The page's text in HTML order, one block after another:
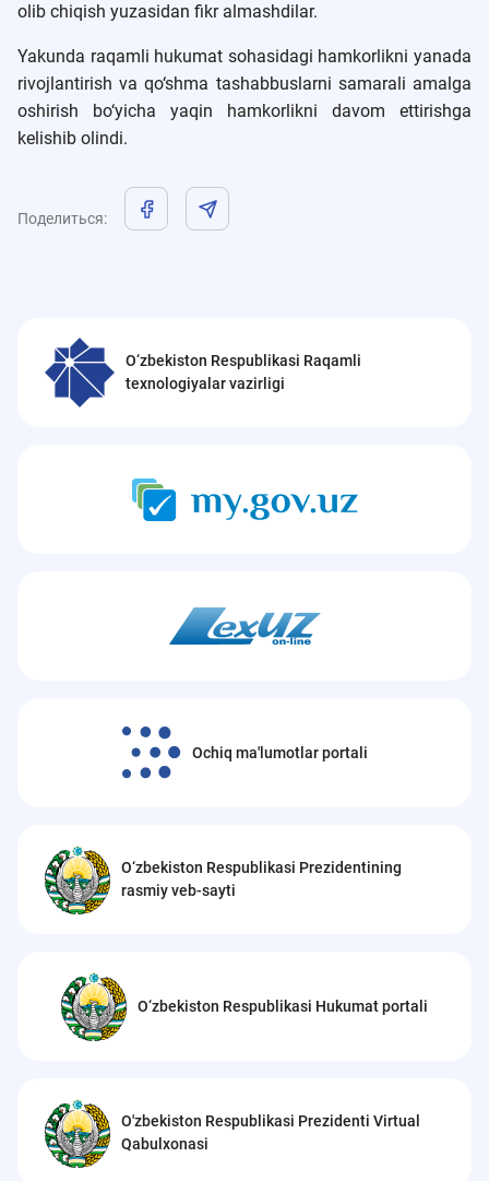
olib chiqish yuzasidan fikr almashdilar.
Yakunda raqamli hukumat sohasidagi hamkorlikni yanada
rivojlantirish va qo‘shma tashabbuslarni samarali amalga
oshirish bo‘yicha yaqin hamkorlikni davom ettirishga
kelishib olindi.
Поделиться:
O‘zbekiston Respublikasi Raqamli
texnologiyalar vazirligi
Ochiq ma'lumotlar portali
O‘zbekiston Respublikasi Prezidentining
rasmiy veb-sayti
O‘zbekiston Respublikasi Hukumat portali
O'zbekiston Respublikasi Prezidenti Virtual
Qabulxonasi